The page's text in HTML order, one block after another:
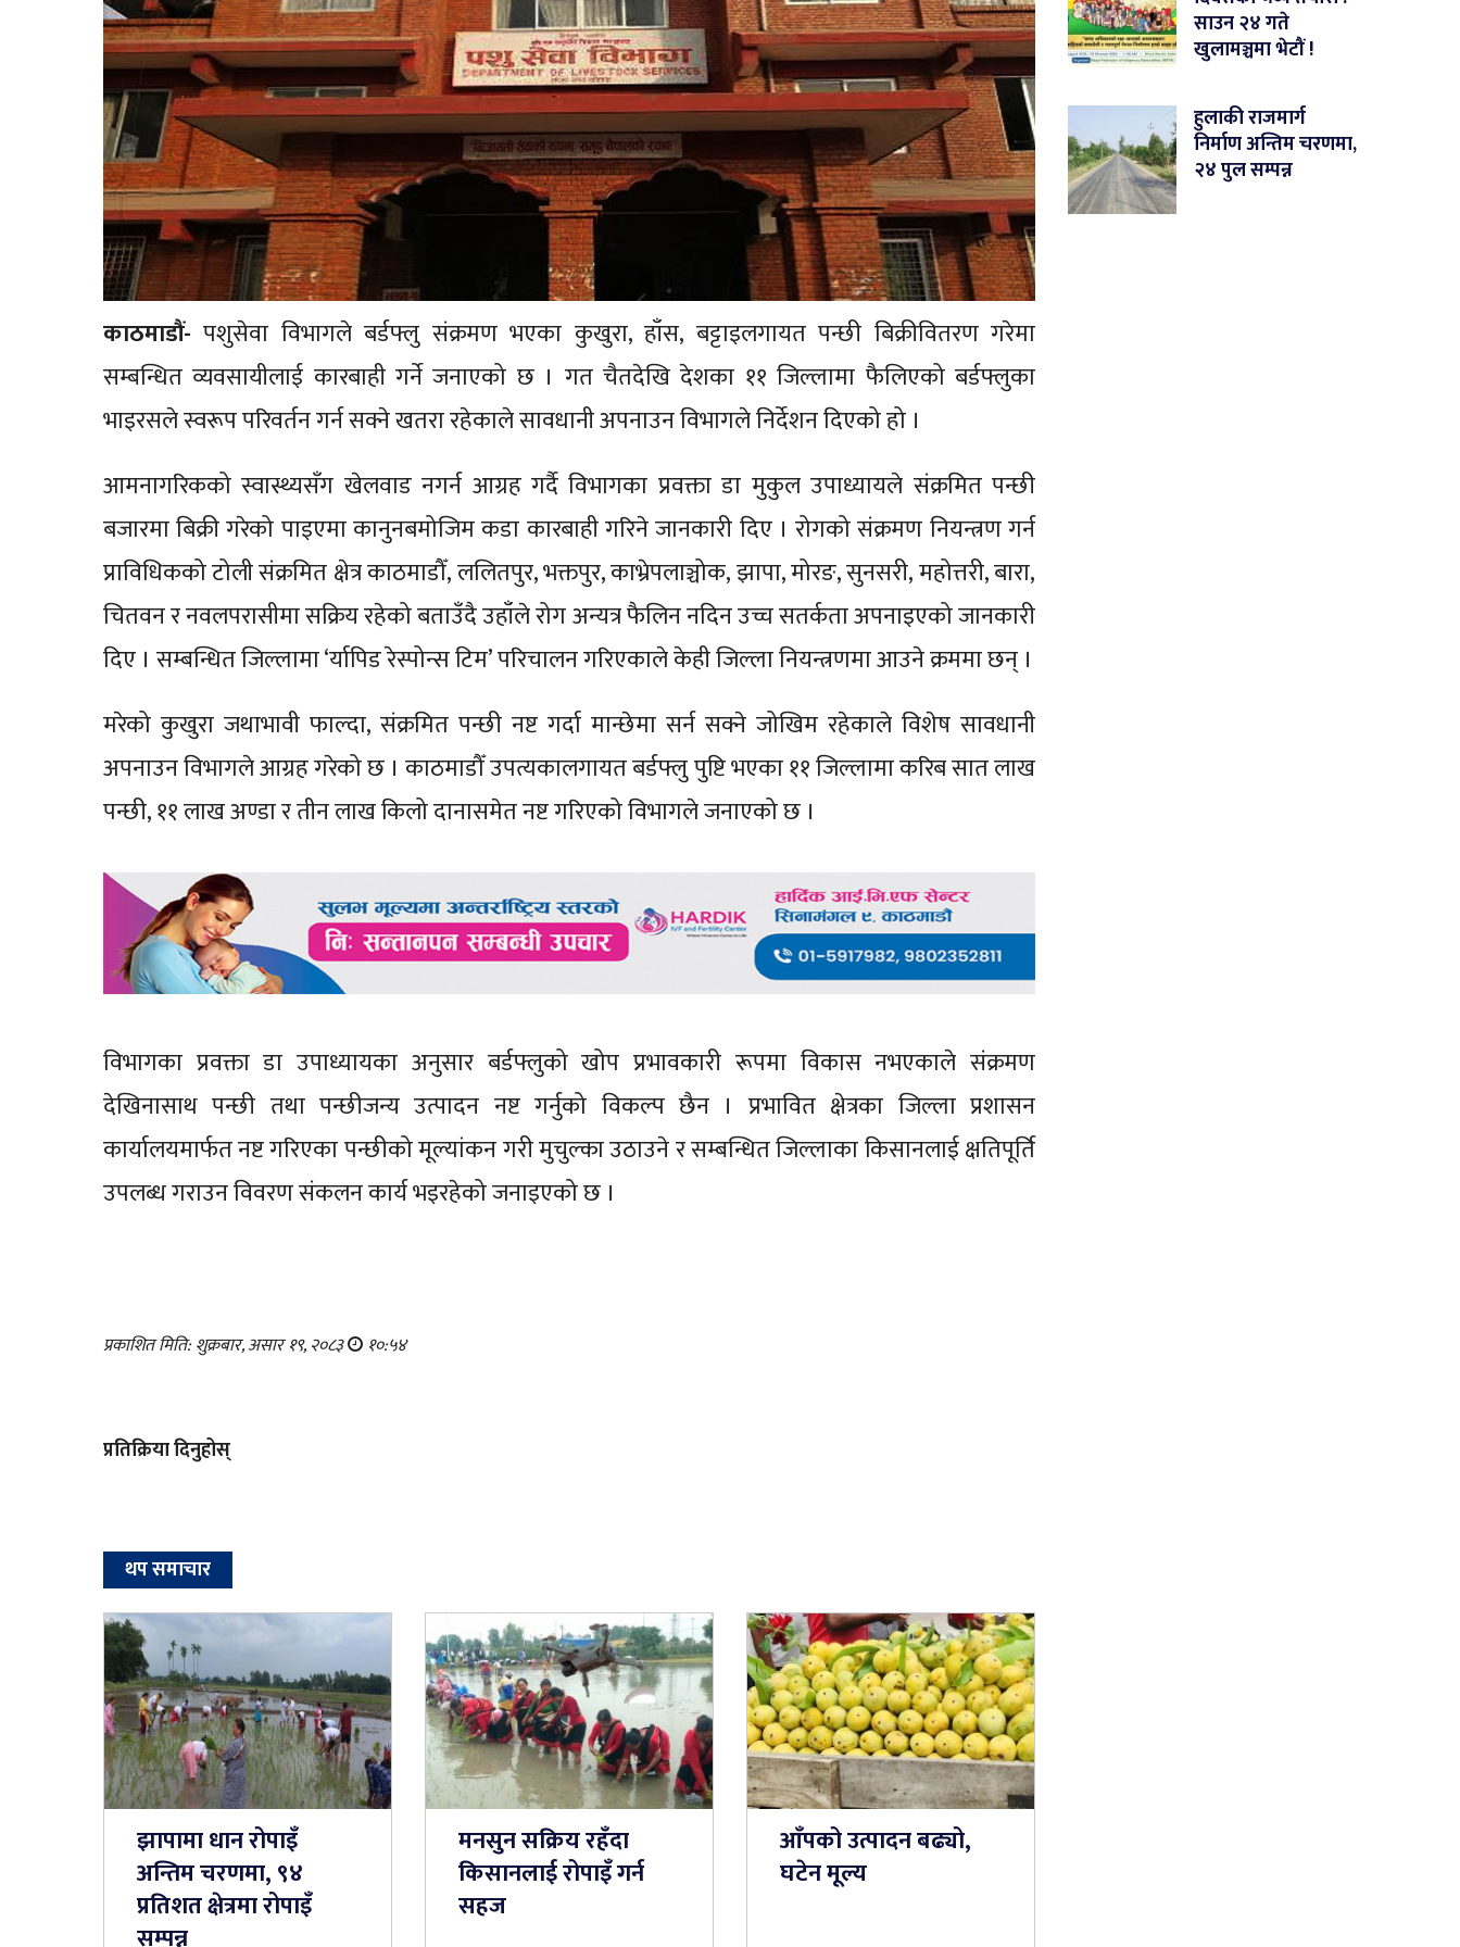
काठमाडौं- पशुसेवा विभागले बर्डफ्लु संक्रमण भएका कुखुरा, हाँस, बट्टाइलगायत पन्छी बिक्रीवितरण गरेमा
सम्बन्धित व्यवसायीलाई कारबाही गर्ने जनाएको छ । गत चैतदेखि देशका ११ जिल्लामा फैलिएको बर्डफ्लुका
भाइरसले स्वरूप परिवर्तन गर्न सक्ने खतरा रहेकाले सावधानी अपनाउन विभागले निर्देशन दिएको हो ।
आमनागरिकको स्वास्थ्यसँग खेलवाड नगर्न आग्रह गर्दै विभागका प्रवक्ता डा मुकुल उपाध्यायले संक्रमित पन्छी
बजारमा बिक्री गरेको पाइएमा कानुनबमोजिम कडा कारबाही गरिने जानकारी दिए । रोगको संक्रमण नियन्त्रण गर्न
प्राविधिकको टोली संक्रमित क्षेत्र काठमाडौँ, ललितपुर, भक्तपुर, काभ्रेपलाञ्चोक, झापा, मोरङ, सुनसरी, महोत्तरी, बारा,
चितवन र नवलपरासीमा सक्रिय रहेको बताउँदै उहाँले रोग अन्यत्र फैलिन नदिन उच्च सतर्कता अपनाइएको जानकारी
दिए । सम्बन्धित जिल्लामा ‘र्यापिड रेस्पोन्स टिम’ परिचालन गरिएकाले केही जिल्ला नियन्त्रणमा आउने क्रममा छन् ।
मरेको कुखुरा जथाभावी फाल्दा, संक्रमित पन्छी नष्ट गर्दा मान्छेमा सर्न सक्ने जोखिम रहेकाले विशेष सावधानी
अपनाउन विभागले आग्रह गरेको छ । काठमाडौँ उपत्यकालगायत बर्डफ्लु पुष्टि भएका ११ जिल्लामा करिब सात लाख
पन्छी, ११ लाख अण्डा र तीन लाख किलो दानासमेत नष्ट गरिएको विभागले जनाएको छ ।
विभागका प्रवक्ता डा उपाध्यायका अनुसार बर्डफ्लुको खोप प्रभावकारी रूपमा विकास नभएकाले संक्रमण
देखिनासाथ पन्छी तथा पन्छीजन्य उत्पादन नष्ट गर्नुको विकल्प छैन । प्रभावित क्षेत्रका जिल्ला प्रशासन
कार्यालयमार्फत नष्ट गरिएका पन्छीको मूल्यांकन गरी मुचुल्का उठाउने र सम्बन्धित जिल्लाका किसानलाई क्षतिपूर्ति
उपलब्ध गराउन विवरण संकलन कार्य भइरहेको जनाइएको छ ।
प्रकाशित मिति: शुक्रबार, असार १९, २०८३ १०:५४
प्रतिक्रिया दिनुहोस्
थप समाचार
झापामा धान रोपाइँ
अन्तिम चरणमा, ९४
प्रतिशत क्षेत्रमा रोपाइँ
सम्पन्न
मनसुन सक्रिय रहँदा
किसानलाई रोपाइँ गर्न
सहज
आँपको उत्पादन बढ्यो,
घटेन मूल्य
साउन २४ गते
खुलामञ्चमा भेटौं !
हुलाकी राजमार्ग
निर्माण अन्तिम चरणमा,
२४ पुल सम्पन्न